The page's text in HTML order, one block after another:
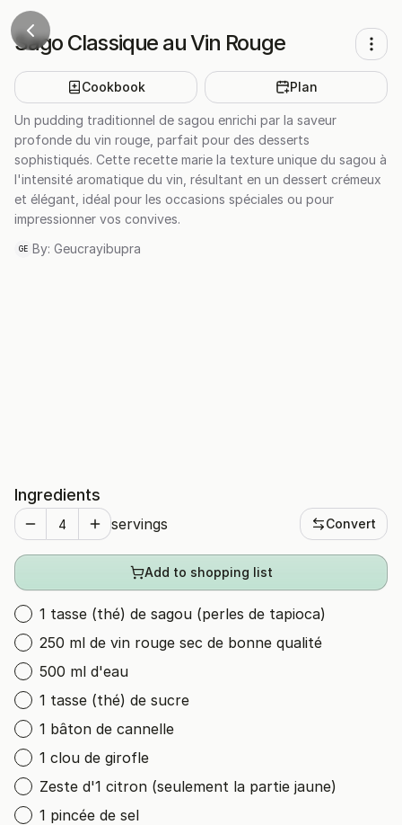
Sago Classique au Vin Rouge
Cookbook Plan
Un pudding traditionnel de sagou enrichi par la saveur
profonde du vin rouge, parfait pour des desserts
sophistiqués. Cette recette marie la texture unique du sagou à
l'intensité aromatique du vin, résultant en un dessert crémeux
et élégant, idéal pour les occasions spéciales ou pour
impressionner vos convives.
GE By: Geucrayibupra
Ingredients
servings Convert
Add to shopping list
1 tasse (thé) de sagou (perles de tapioca)
250 ml de vin rouge sec de bonne qualité
500 ml d'eau
1 tasse (thé) de sucre
1 bâton de cannelle
1 clou de girofle
Zeste d'1 citron (seulement la partie jaune)
1 pincée de sel